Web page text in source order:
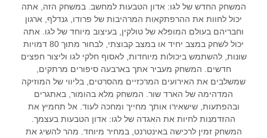
המשחק החדש של לגו: אדון הטבעות למחשב. במשחק הזה, אתה
יכול לחוות את ההרפתקאות המרהיבות של פרודו, גנדלף, ארגון
וחבריהם בעולם המופלא של טולקין, בעיצוב מיוחד של לגו. אתה
יכול לשחק במצב יחיד או במצב קבוצתי, לבחור מתוך 80 דמויות
שונות, להשתמש ביכולות מיוחדות, לאסוף חלקי לגו וליצור חפצים
חדשים. המשחק מעביר אתך בארבעה סיפורים מרתקים,
שמשלבים את האירועים המרכזיים מהסרטים, בליווי של המוזיקה
המדהימה של הארד שור. המשחק מלא בהומור, באתגרים
ובהפתעות, שישאירו אותך מחייך ומחכה לעוד. אל תחמיץ את
ההזדמנות לחיות את האגדה של לגו: אדון הטבעות בעצמך.
המשחק זמין לרכישה באינטרנט, במחיר מיוחד. מהר להשיג את